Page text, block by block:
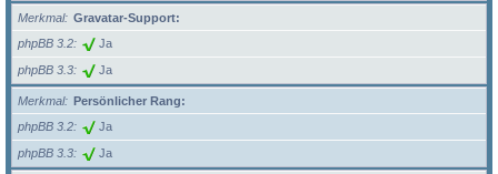
Merkmal
Gravatar-Support:
phpBB 3.2
Ja
phpBB 3.3 Ja
Merkmal
Persönlicher Rang:
phpBB 3.2
Ja
phpBB 3.3 Ja